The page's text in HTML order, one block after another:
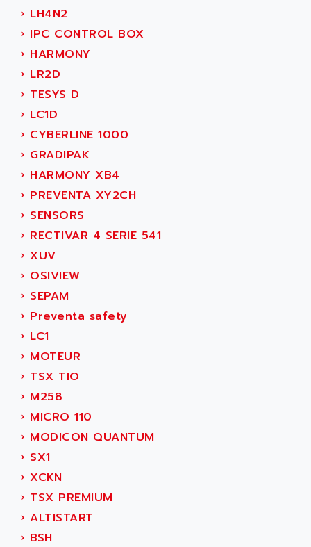
SMC 50 / SMC 600
SMC 600
SMC50 / SMC600
SMC 25 et SMC 35
SMC25 et SMC35
SMC25
SMC
PB80
PB400
WS SERIES
PB200
TSX COMPACT
984 SERIE
SIMODRIVE
TSX21
C350
PB15
C200
SMC500
SMC200 / 500
PLC-5
SYSMAC
SERVO MOTOR
PERMANENT MAGNET MOTOR
ABUS ELECTRONIC
AC
AC AUTOMATION
AC SMARTMOTION
ACARD
ACB
ACBEL
ACCES
ACCESS
ACCROSSER
ACCU
ACCUCELL
ACCU-SORT SYSTEMS
ACCUTRONICS
ACDC
ACEDIS
ACERIME
ACI ALPHANUMERIQUE
ACIM JOUANIN
ACINDUCTO
ACKSYS
ACOBAL
ACOMEL
ACOOL
› LH4N2
› IPC CONTROL BOX
› HARMONY
› LR2D
› TESYS D
› LC1D
› CYBERLINE 1000
› GRADIPAK
› HARMONY XB4
› PREVENTA XY2CH
› SENSORS
› RECTIVAR 4 SERIE 541
› XUV
› OSIVIEW
› SEPAM
› Preventa safety
› LC1
› MOTEUR
› TSX TIO
› M258
› MICRO 110
› MODICON QUANTUM
› SX1
› XCKN
› TSX PREMIUM
› ALTISTART
› BSH